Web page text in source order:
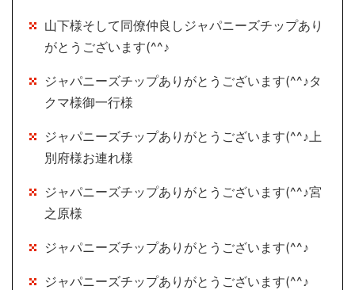
山下様そして同僚仲良しジャパニーズチップあり
がとうございます(^^♪
ジャパニーズチップありがとうございます(^^♪タ
クマ様御一行様
ジャパニーズチップありがとうございます(^^♪上
別府様お連れ様
ジャパニーズチップありがとうございます(^^♪宮
之原様
ジャパニーズチップありがとうございます(^^♪
ジャパニーズチップありがとうございます(^^♪